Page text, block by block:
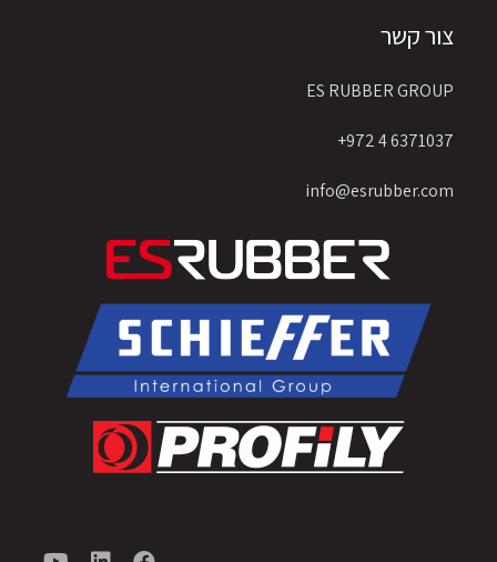
צור קשר
ES RUBBER GROUP
6371037 4 972+
info@esrubber.com